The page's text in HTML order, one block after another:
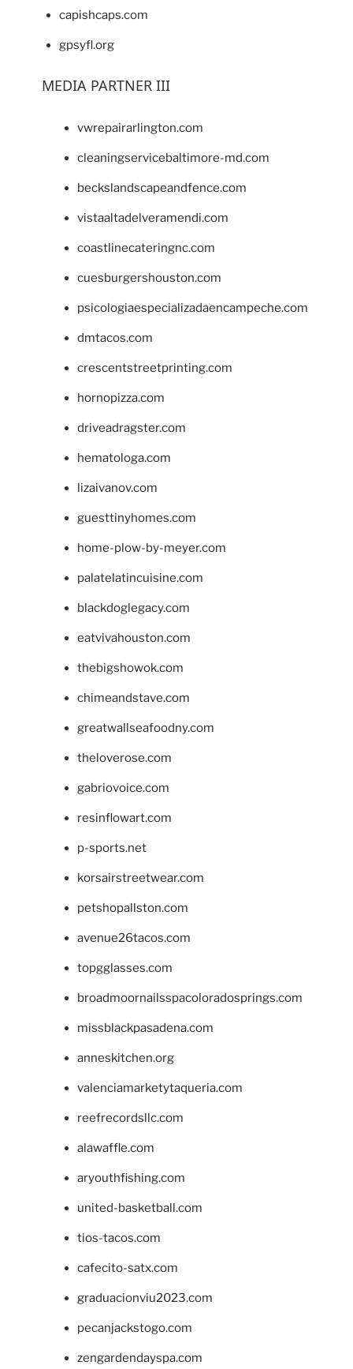
capishcaps.com
gpsyfl.org
MEDIA PARTNER III
vwrepairarlington.com
cleaningservicebaltimore-md.com
beckslandscapeandfence.com
vistaaltadelveramendi.com
coastlinecateringnc.com
cuesburgershouston.com
psicologiaespecializadaencampeche.com
dmtacos.com
crescentstreetprinting.com
hornopizza.com
driveadragster.com
hematologa.com
lizaivanov.com
guesttinyhomes.com
home-plow-by-meyer.com
palatelatincuisine.com
blackdoglegacy.com
eatvivahouston.com
thebigshowok.com
chimeandstave.com
greatwallseafoodny.com
theloverose.com
gabriovoice.com
resinflowart.com
p-sports.net
korsairstreetwear.com
petshopallston.com
avenue26tacos.com
topgglasses.com
broadmoornailsspacoloradosprings.com
missblackpasadena.com
anneskitchen.org
valenciamarketytaqueria.com
reefrecordsllc.com
alawaffle.com
aryouthfishing.com
united-basketball.com
tios-tacos.com
cafecito-satx.com
graduacionviu2023.com
pecanjackstogo.com
zengardendayspa.com